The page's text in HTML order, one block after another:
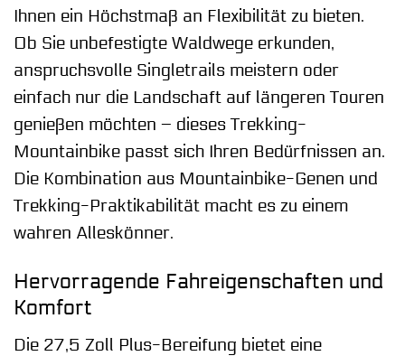
Ihnen ein Höchstmaß an Flexibilität zu bieten.
Ob Sie unbefestigte Waldwege erkunden,
anspruchsvolle Singletrails meistern oder
einfach nur die Landschaft auf längeren Touren
genießen möchten – dieses Trekking-
Mountainbike passt sich Ihren Bedürfnissen an.
Die Kombination aus Mountainbike-Genen und
Trekking-Praktikabilität macht es zu einem
wahren Alleskönner.
Hervorragende Fahreigenschaften und
Komfort
Die 27,5 Zoll Plus-Bereifung bietet eine